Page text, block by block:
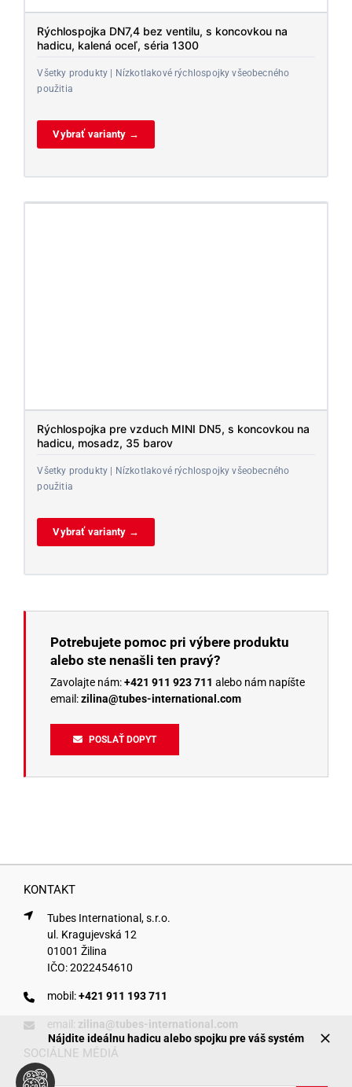
Rýchlospojka DN7,4 bez ventilu, s koncovkou na
hadicu, kalená oceľ, séria 1300
Všetky produkty | Nízkotlakové rýchlospojky všeobecného
použitia
Vybrať varianty →
Rýchlospojka pre vzduch MINI DN5, s koncovkou na
hadicu, mosadz, 35 barov
Všetky produkty | Nízkotlakové rýchlospojky všeobecného
použitia
Vybrať varianty →
Potrebujete pomoc pri výbere produktu
alebo ste nenašli ten pravý?
Zavolajte nám:+421 911 923 711 alebo nám napíšte
email:zilina@tubes-international.com
POSLAŤ DOPYT
KONTAKT
Tubes International, s.r.o.
ul. Kragujevská 12
01001 Žilina
IČO: 2022454610
mobil:+421 911 193 711
email: zilina@tubes-international.com
SOCIÁLNE MÉDIÁ
Nájdite ideálnu hadicu alebo spojku pre váš systém